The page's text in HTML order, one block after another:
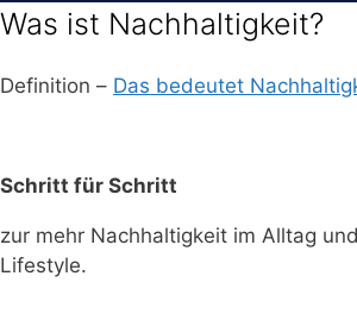
Was ist Nachhaltigkeit?
Definition – Das bedeutet
Schritt für Schritt
zur mehr Nachhaltigkeit im Alltag
Lifestyle.